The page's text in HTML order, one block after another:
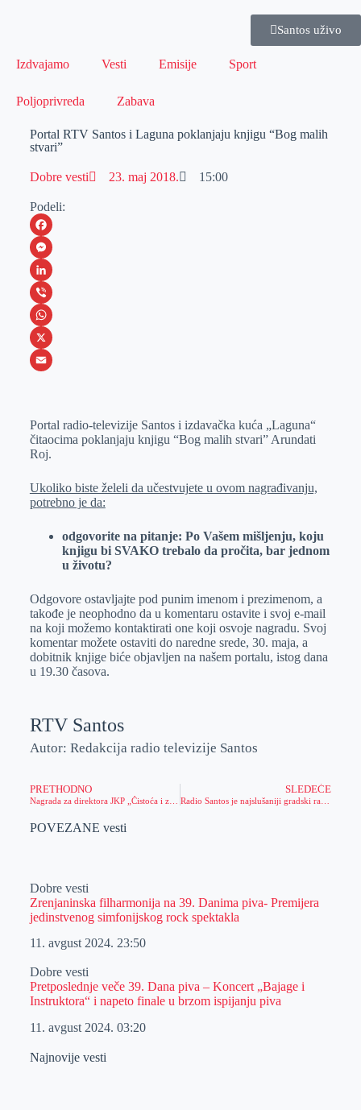
Santos uživo
Izdvajamo Vesti Emisije Sport
Poljoprivreda Zabava
Portal RTV Santos i Laguna poklanjaju knjigu “Bog malih
stvari”
Dobre vesti 23. maj 2018. 15:00
Podeli:
F
a
c
e
b
o
M
e
s
s
e
e
r
L
i
n
k
I
n
V
i
b
W
h
s
A
p
X
a
i
Portal radio-televizije Santos i izdavačka kuća „Laguna“
čitaocima poklanjaju knjigu “Bog malih stvari” Arundati
Roj.
Ukoliko biste želeli da učestvujete u ovom nagrađivanju,
potrebno je da:
odgovorite na pitanje: Po Vašem mišljenju, koju
knjigu bi SVAKO trebalo da pročita, bar jednom
u životu?
Odgovore ostavljajte pod punim imenom i prezimenom, a
takođe je neophodno da u komentaru ostavite i svoj e-mail
na koji možemo kontaktirati one koji osvoje nagradu. Svoj
komentar možete ostaviti do naredne srede, 30. maja, a
dobitnik knjige biće objavljen na našem portalu, istog dana
u 19.30 časova.
RTV Santos
Autor: Redakcija radio televizije Santos
PRETHODNO
Nagrada za direktora JKP „Čistoća i zelenilo“ Zrenjanin!
SLEDEĆE
POVEZANE vesti
Dobre vesti
Zrenjaninska filharmonija na 39. Danima piva- Premijera
jedinstvenog simfonijskog rock spektakla
11. avgust 2024. 23:50
Dobre vesti
Pretposlednje veče 39. Dana piva – Koncert „Bajage i
Instruktora“ i napeto finale u brzom ispijanju piva
11. avgust 2024. 03:20
Najnovije vesti